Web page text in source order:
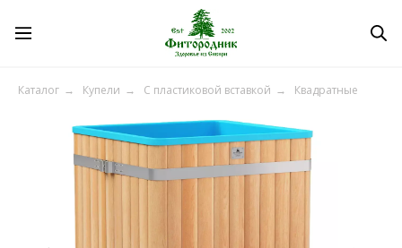
Каталог → Купели → C пластиковой вставкой → Квадратные